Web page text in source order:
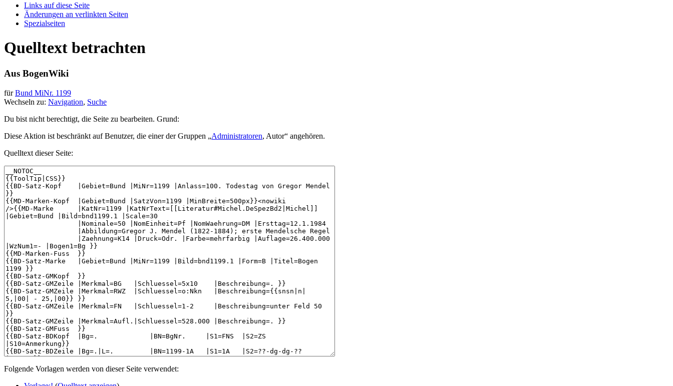
Links auf diese Seite
Änderungen an verlinkten Seiten
Spezialseiten
Quelltext betrachten
Aus BogenWiki
fürBund MiNr. 1199
Wechseln zu: Navigation, Suche
Du bist nicht berechtigt, die Seite zu bearbeiten. Grund:
Diese Aktion ist beschränkt auf Benutzer, die einer der Gruppen „Administratoren, Autor“ angehören.
Quelltext dieser Seite:
Folgende Vorlagen werden von dieser Seite verwendet: